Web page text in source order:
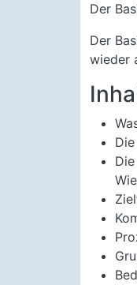
Der
Der
wieder